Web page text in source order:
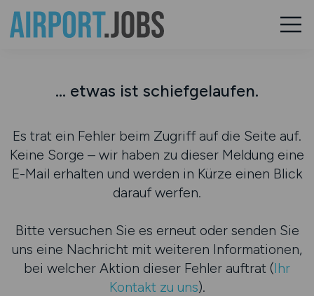
... etwas ist schiefgelaufen.
Es trat ein Fehler beim Zugriff auf die Seite auf.
Keine Sorge – wir haben zu dieser Meldung eine
E-Mail erhalten und werden in Kürze einen Blick
darauf werfen.
Bitte versuchen Sie es erneut oder senden Sie
uns eine Nachricht mit weiteren Informationen,
bei welcher Aktion dieser Fehler auftrat (Ihr
Kontakt zu uns).